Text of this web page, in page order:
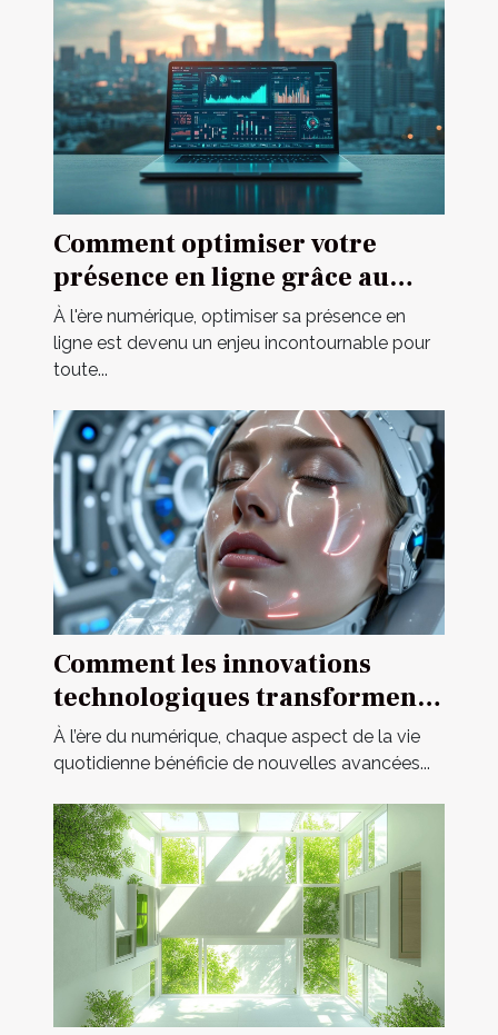
Comment optimiser votre
présence en ligne grâce au
marketing digital ?
À l'ère numérique, optimiser sa présence en
ligne est devenu un enjeu incontournable pour
toute...
Comment les innovations
technologiques transforment-
elles les poupées pour adultes
?
À l’ère du numérique, chaque aspect de la vie
quotidienne bénéficie de nouvelles avancées...